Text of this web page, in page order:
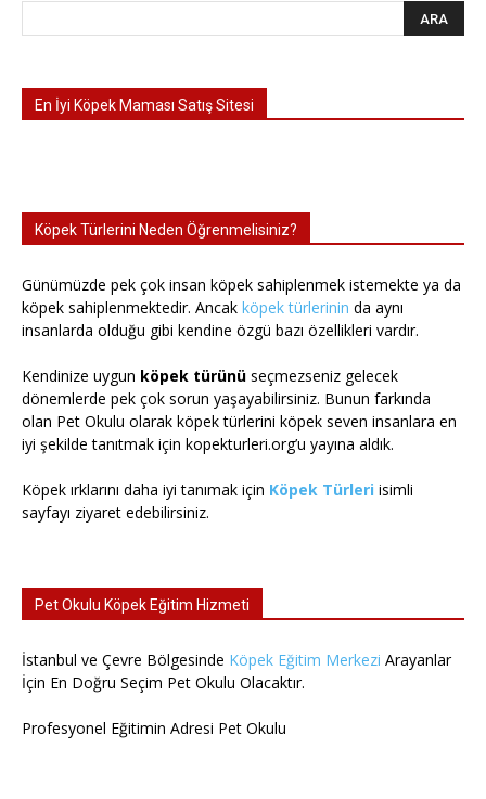
En İyi Köpek Maması Satış Sitesi
Köpek Türlerini Neden Öğrenmelisiniz?
Günümüzde pek çok insan köpek sahiplenmek istemekte ya da
köpek sahiplenmektedir. Ancak köpek türlerinin da aynı
insanlarda olduğu gibi kendine özgü bazı özellikleri vardır.
Kendinize uygun köpek türünü seçmezseniz gelecek
dönemlerde pek çok sorun yaşayabilirsiniz. Bunun farkında
olan Pet Okulu olarak köpek türlerini köpek seven insanlara en
iyi şekilde tanıtmak için kopekturleri.org’u yayına aldık.
Köpek ırklarını daha iyi tanımak için Köpek Türleri isimli
sayfayı ziyaret edebilirsiniz.
Pet Okulu Köpek Eğitim Hizmeti
İstanbul ve Çevre Bölgesinde Köpek Eğitim Merkezi Arayanlar
İçin En Doğru Seçim Pet Okulu Olacaktır.
Profesyonel Eğitimin Adresi Pet Okulu